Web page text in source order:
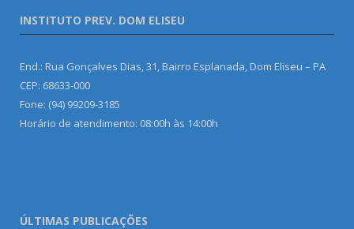
INSTITUTO PREV. DOM ELISEU
End.: Rua Gonçalves Dias, 31, Bairro Esplanada, Dom Eliseu – PA
CEP: 68633-000
Fone: (94) 99209-3185
Horário de atendimento: 08:00h às 14:00h
ÚLTIMAS PUBLICAÇÕES